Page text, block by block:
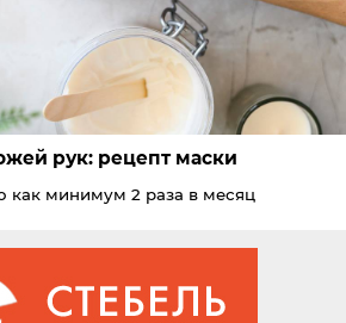
рук: рецепт маски
как минимум 2 раза в месяц